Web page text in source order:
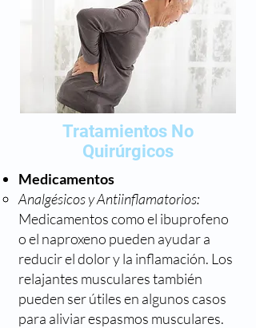
Tratamientos No
Quirúrgicos
Medicamentos
Analgésicos y Antiinflamatorios:
Medicamentos como el ibuprofeno
o el naproxeno pueden ayudar a
reducir el dolor y la inflamación. Los
relajantes musculares también
pueden ser útiles en algunos casos
para aliviar espasmos musculares.